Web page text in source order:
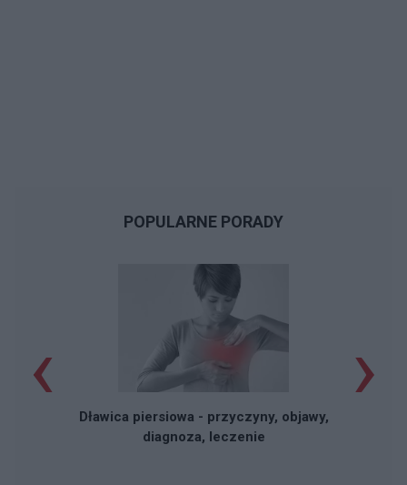
POPULARNE PORADY
Dławica piersiowa - przyczyny, objawy,
diagnoza, leczenie
‹ ›